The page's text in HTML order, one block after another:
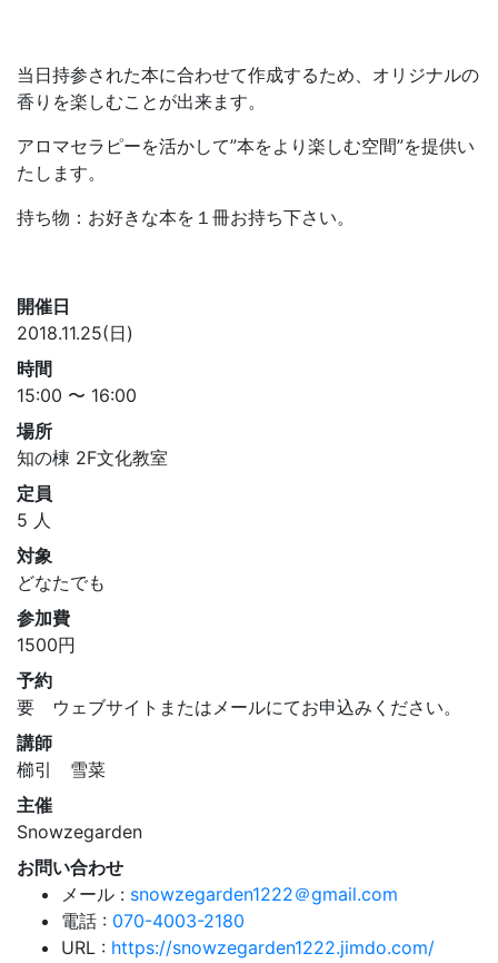
当日持参された本に合わせて作成するため、オリジナルの
香りを楽しむことが出来ます。
アロマセラピーを活かして”本をより楽しむ空間”を提供い
たします。
持ち物：お好きな本を１冊お持ち下さい。
開催日
2018.11.25(日)
時間
15:00 〜 16:00
場所
知の棟 2F文化教室
定員
5 人
対象
どなたでも
参加費
1500円
予約
要 ウェブサイトまたはメールにてお申込みください。
講師
櫛引 雪菜
主催
Snowzegarden
お問い合わせ
メール : snowzegarden1222＠gmail.com
電話 : 070-4003-2180
URL : https://snowzegarden1222.jimdo.com/